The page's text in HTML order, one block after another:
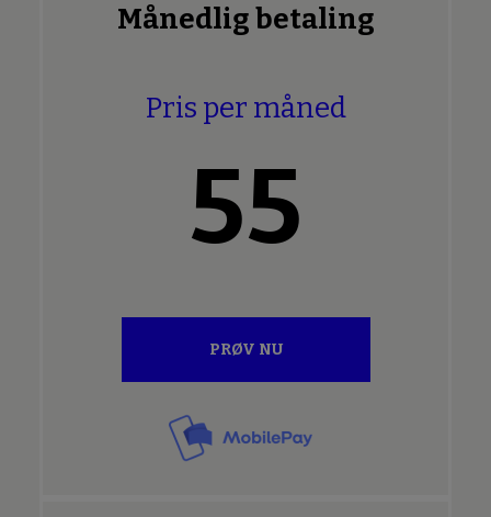
Månedlig betaling
Pris per måned
55
PRØV NU